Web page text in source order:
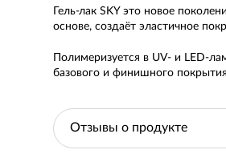
Гель-лак SKY это новое
основе, создаёт эластичное
Полимеризуется в UV- и LED-
базового и финишного
Отзывы о продукте